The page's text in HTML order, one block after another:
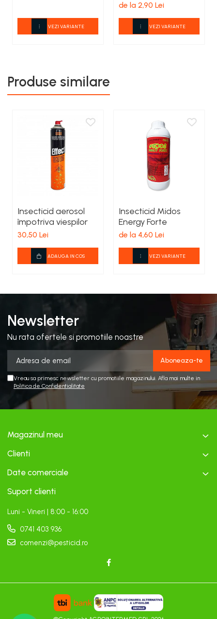
VEZI VARIANTE
de la 2,90 Lei
VEZI VARIANTE
Produse similare
Insecticid aerosol
împotriva viespilor
30,50 Lei
ADAUGA IN COS
Insecticid Midos
Energy Forte
de la 4,60 Lei
VEZI VARIANTE
Newsletter
Nu rata ofertele si promotiile noastre
Vreau sa primesc newsletter cu promotiile magazinului. Afla mai multe in
Politica de Confidentialitate
Magazinul meu
Clienti
Date comerciale
Suport clienti
Luni - Vineri | 8:00 - 16:00
0741 403 936
comenzi@pesticid.ro